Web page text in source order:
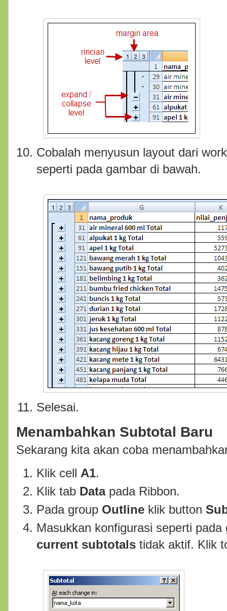
Cobalah menyusun layout dari
seperti pada gambar di bawah.
Selesai.
Menambahkan Subtotal Baru
Sekarang kita akan coba
Klik cell A1.
Klik tab Datapada Ribbon.
Pada group Outline klik button
Masukkan konfigurasi seperti
current subtotals tidak aktif. Klik